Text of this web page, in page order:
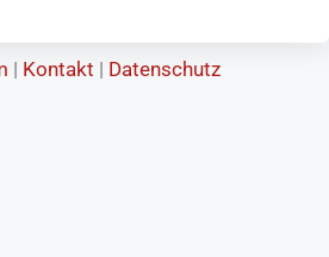
| Kontakt | Datenschutz